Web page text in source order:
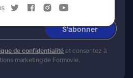
S'abonner
de confidentialité et consentez à
marketing de Formovie.